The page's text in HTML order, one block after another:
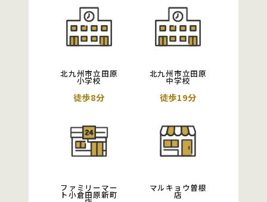
北九州市立田原
小学校
徒歩8分
北九州市立田原
中学校
徒歩19分
ファミリーマー
ト小倉田原新町
マルキョウ曽根
店